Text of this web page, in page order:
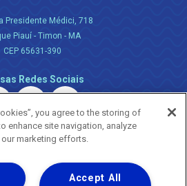
Presidente Médici, 718
Piauí - Timon - MA
CEP 65631-390
Redes Sociais
you agree to the storing of
enhance site navigation, analyze
marketing efforts.
Accept All